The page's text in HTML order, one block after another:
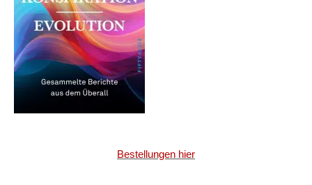
Bestellungen hier